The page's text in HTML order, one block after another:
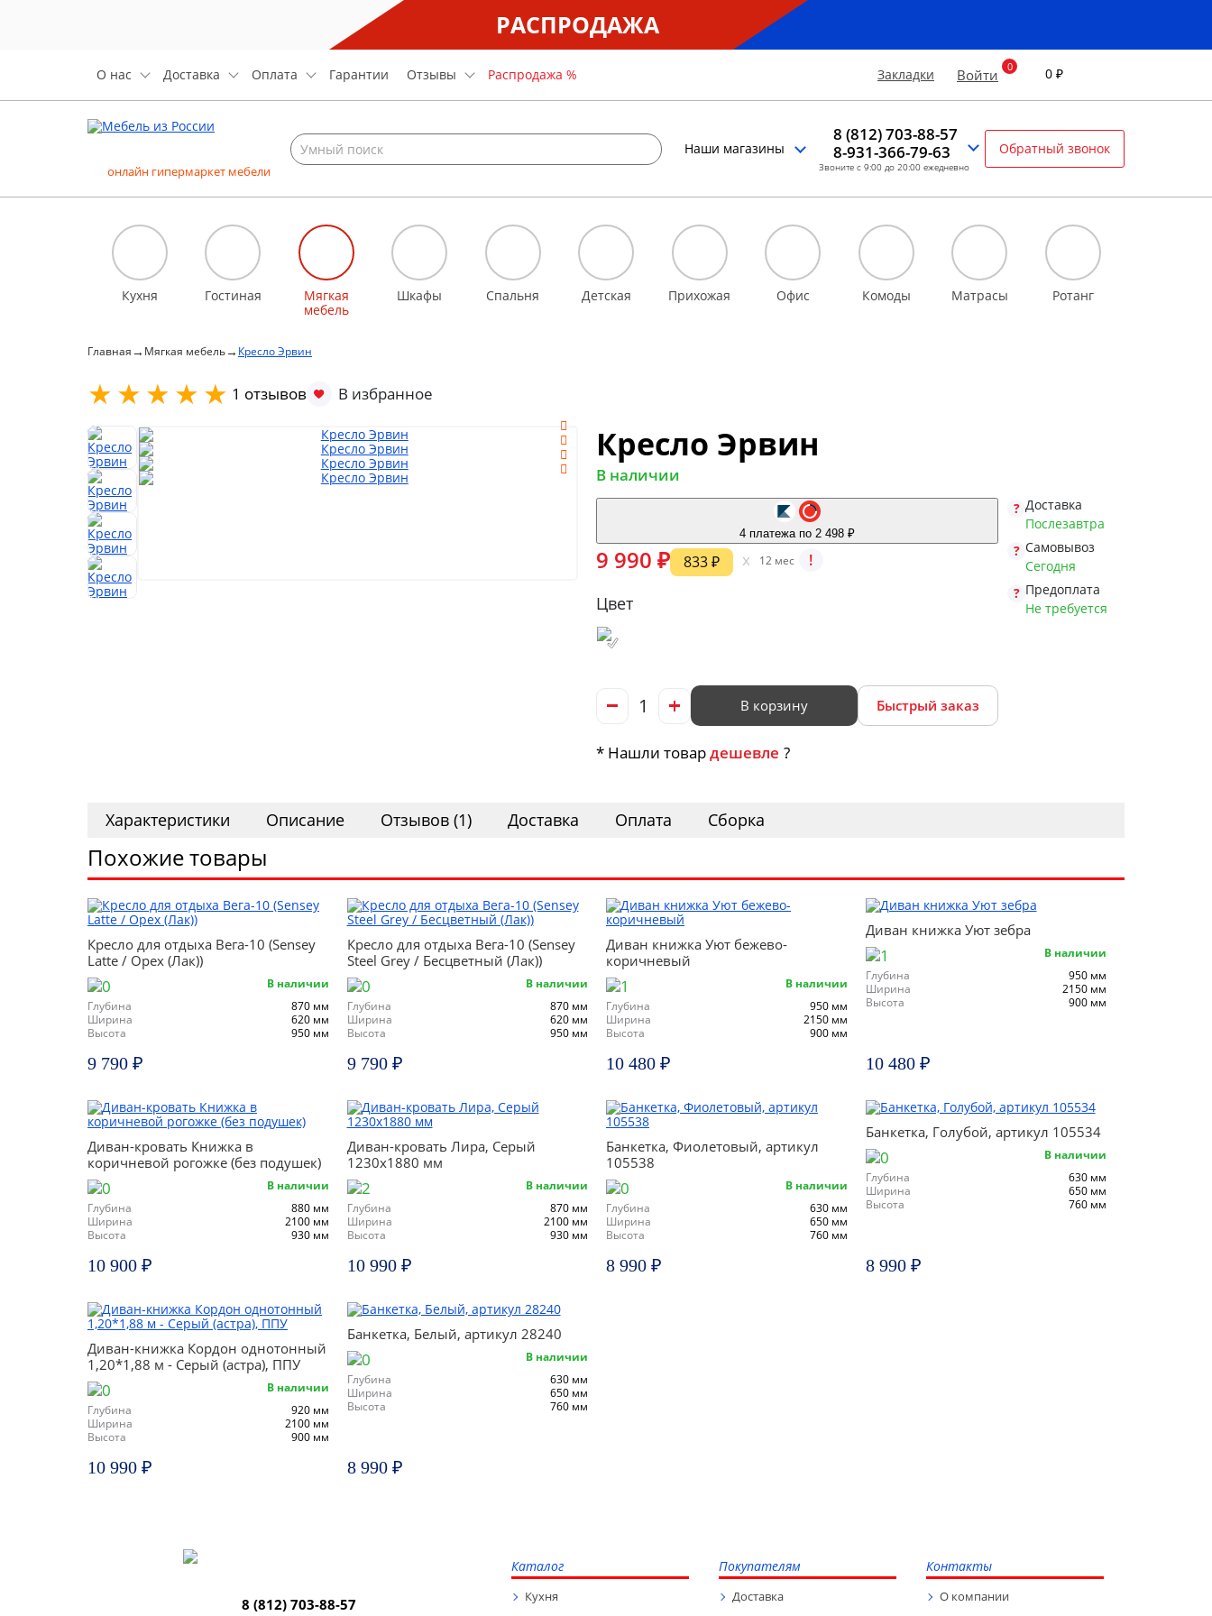
РАСПРОДАЖА
О нас Доставка Оплата Гарантии Отзывы Распродажа % Закладки Войти 0 ₽
онлайн гипермаркет мебели
Наши магазины
8 (812) 703-88-57
8-931-366-79-63
Звоните с 9:00 до 20:00 ежедневно
Обратный звонок
Кухня Гостиная
Мягкая
мебель
Шкафы Спальня Детская Прихожая Офис Комоды Матрасы Ротанг
Главная→ Мягкая мебель→ Кресло Эрвин
1 отзывов
Кресло Эрвин
В наличии
4 платежа по 2 498 ₽
9 990 ₽ 833 ₽ x 12 мес !
Цвет
В корзину Быстрый заказ
* Нашли товардешевле ?
Доставка
Послезавтра
Самовывоз
Сегодня
Предоплата
Не требуется
Характеристики Описание Отзывов (1) Доставка Оплата Сборка
Похожие товары
Кресло для отдыха Вега-10 (Sensey
Latte / Орех (Лак))
В наличии
Глубина
870 мм
Ширина
620 мм
Высота
950 мм
9 790 ₽
Кресло для отдыха Вега-10 (Sensey
Steel Grey / Бесцветный (Лак))
В наличии
Глубина
870 мм
Ширина
620 мм
Высота
950 мм
9 790 ₽
Диван книжка Уют бежево-
коричневый
В наличии
Глубина
950 мм
Ширина
2150 мм
Высота
900 мм
10 480 ₽
Диван книжка Уют зебра
В наличии
Глубина
950 мм
Ширина
2150 мм
Высота
900 мм
10 480 ₽
Диван-кровать Книжка в
коричневой рогожке (без подушек)
В наличии
Глубина
880 мм
Ширина
2100 мм
Высота
930 мм
10 900 ₽
Диван-кровать Лира, Серый
1230х1880 мм
В наличии
Глубина
870 мм
Ширина
2100 мм
Высота
930 мм
10 990 ₽
Банкетка, Фиолетовый, артикул
105538
В наличии
Глубина
630 мм
Ширина
650 мм
Высота
760 мм
8 990 ₽
Банкетка, Голубой, артикул 105534
В наличии
Глубина
630 мм
Ширина
650 мм
Высота
760 мм
8 990 ₽
Диван-книжка Кордон однотонный
1,20*1,88 м - Серый (астра), ППУ
В наличии
Глубина
920 мм
Ширина
2100 мм
Высота
900 мм
10 990 ₽
Банкетка, Белый, артикул 28240
В наличии
Глубина
630 мм
Ширина
650 мм
Высота
760 мм
8 990 ₽
8 (812) 703-88-57
Каталог
Кухня
Покупателям
Доставка
Контакты
О компании